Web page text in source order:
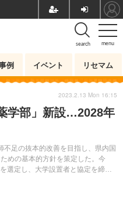
menu
search
例 イベント リセマム
学部」新設…2028年
足の抜本的改善を目指し、県内国
めの基本的方針を策定した。今
選定し、大学設置者と協定を締
2023.2.13 Mon 16:15